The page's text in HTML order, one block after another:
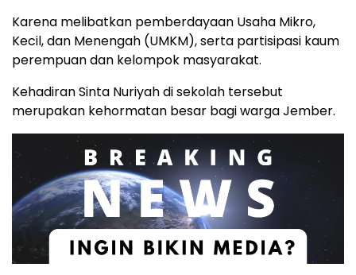
Karena melibatkan pemberdayaan Usaha Mikro,
Kecil, dan Menengah (UMKM), serta partisipasi kaum
perempuan dan kelompok masyarakat.
Kehadiran Sinta Nuriyah di sekolah tersebut
merupakan kehormatan besar bagi warga Jember.